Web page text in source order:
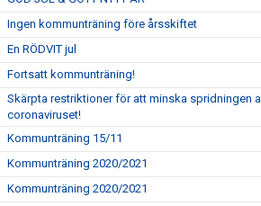
Ingen kommunträning före årsskiftet
En RÖDVIT jul
Fortsatt kommunträning!
Skärpta restriktioner för att minska spridningen
coronaviruset!
Kommunträning 15/11
Kommunträning 2020/2021
Kommunträning 2020/2021